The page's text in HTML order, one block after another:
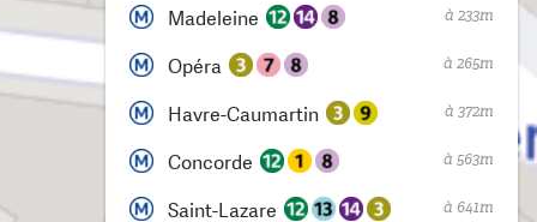
Madeleine à 233m
Opéra à 265m
Havre-Caumartin à 372m
Concorde à 563m
Saint-Lazare à 641m